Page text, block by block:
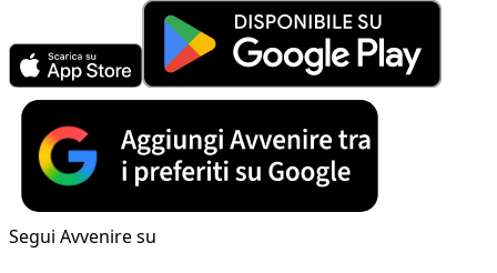
Segui Avvenire su